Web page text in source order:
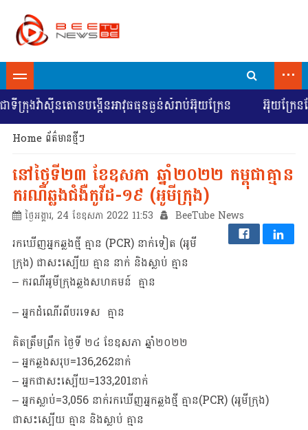
...
ក្រុងវ៉ាស៊ីនតោនបង្កើនអាវុធធុនធ្ងន់សំរាប់អ៊ុយក្រែន អ៊ុយក្រែន
Home ព័ត៌មានថ្មីៗ
នៅថ្ងៃទី២៣​ ខែឧសភា ឆ្នាំ២០២២ កម្ពុជាគ្មាន
ករណីឆ្លងជំងឺកូវីដ-១៩ (អូមីក្រុង)
ថ្ងៃអង្គារ, 24 ខែឧសភា 2022 11:53 BeeTube News
រកឃើញអ្នកឆ្លងថ្មី គ្មាន (PCR) នាក់ទៀត (អូមី
ក្រុង) ជាសះស្បើយ គ្មាន នាក់ និងស្លាប់​ គ្មាន
– ករណីអូមីក្រុងឆ្លងសហគមន៍ គ្មាន
– អ្នកដំណើរពីបរទេស គ្មាន
គិតត្រឹមព្រឹក ថ្ងៃទី​ ២៤ ខែឧសភា ឆ្នាំ២០២២
– អ្នកឆ្លងសរុប=136,262នាក់
– អ្នកជាសះស្បើយ=133,201នាក់
– អ្នកស្លាប់=3,056 នាក់រកឃើញអ្នកឆ្លងថ្មី គ្មាន(PCR) (អូមីក្រុង)
ជាសះស្បើយ គ្មាន និងស្លាប់ គ្មាន